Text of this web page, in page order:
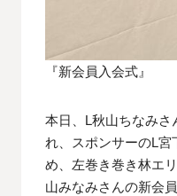
『新会員入会式』
本日、L秋山ちなみさ
れ、スポンサーのL宮
め、左巻き巻き林エ
山みなみさんの新会